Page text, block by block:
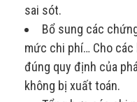
sai sót.
Bổ sung các
mức chi phí… Cho
đúng quy định của
không bị xuất toán.